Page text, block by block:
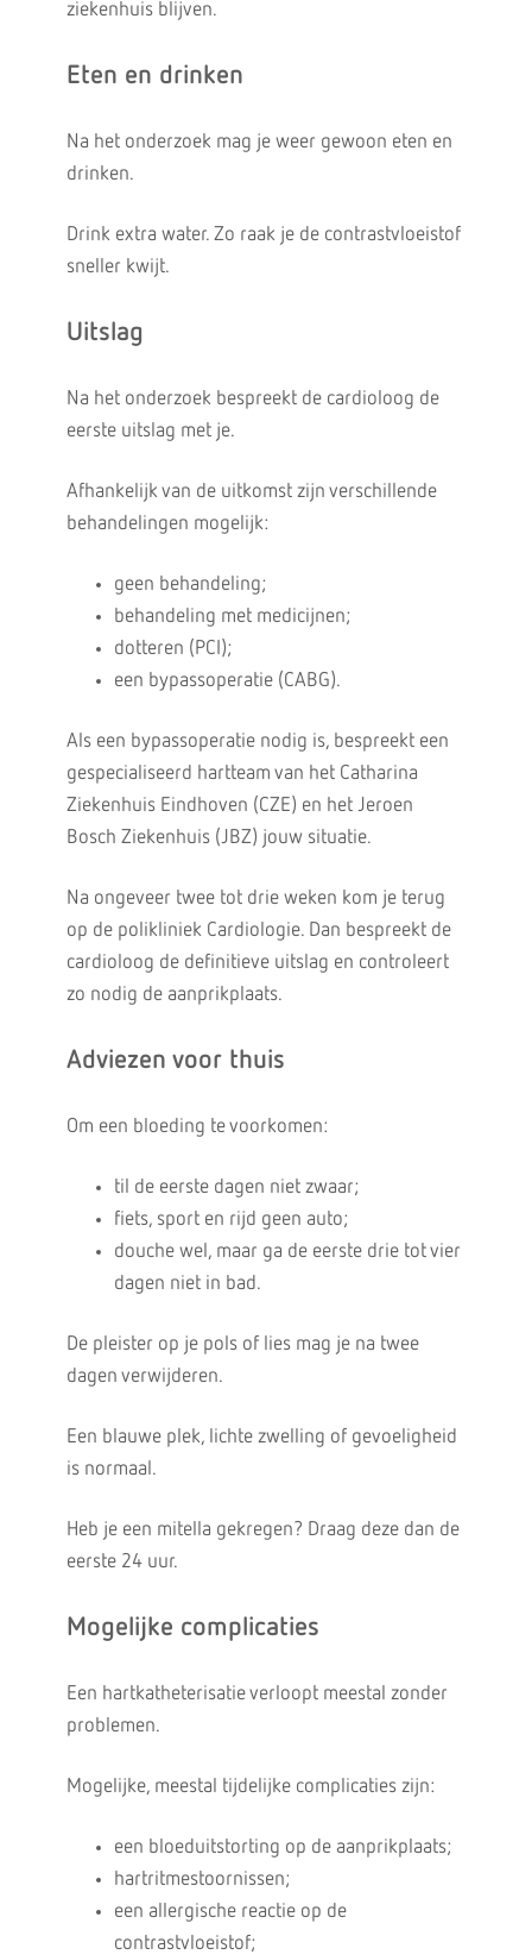
ziekenhuis blijven.
Eten en drinken
Na het onderzoek mag je weer gewoon eten en
drinken.
Drink extra water. Zo raak je de contrastvloeistof
sneller kwijt.
Uitslag
Na het onderzoek bespreekt de cardioloog de
eerste uitslag met je.
Afhankelijk van de uitkomst zijn verschillende
behandelingen mogelijk:
geen behandeling;
behandeling met medicijnen;
dotteren (PCI);
een bypassoperatie (CABG).
Als een bypassoperatie nodig is, bespreekt een
gespecialiseerd hartteam van het Catharina
Ziekenhuis Eindhoven (CZE) en het Jeroen
Bosch Ziekenhuis (JBZ) jouw situatie.
Na ongeveer twee tot drie weken kom je terug
op de polikliniek Cardiologie. Dan bespreekt de
cardioloog de definitieve uitslag en controleert
zo nodig de aanprikplaats.
Adviezen voor thuis
Om een bloeding te voorkomen:
til de eerste dagen niet zwaar;
fiets, sport en rijd geen auto;
douche wel, maar ga de eerste drie tot vier
dagen niet in bad.
De pleister op je pols of lies mag je na twee
dagen verwijderen.
Een blauwe plek, lichte zwelling of gevoeligheid
is normaal.
Heb je een mitella gekregen? Draag deze dan de
eerste 24 uur.
Mogelijke complicaties
Een hartkatheterisatie verloopt meestal zonder
problemen.
Mogelijke, meestal tijdelijke complicaties zijn:
een bloeduitstorting op de aanprikplaats;
hartritmestoornissen;
een allergische reactie op de
contrastvloeistof;